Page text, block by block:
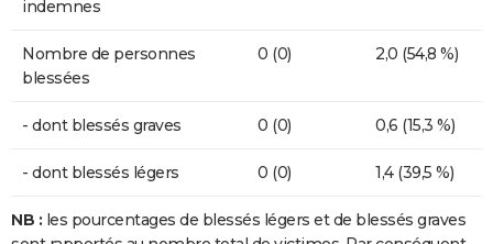
indemnes
Nombre de personnes
blessées
0 (0) 2,0 (54,8 %)
- dont blessés graves 0 (0) 0,6 (15,3 %)
- dont blessés légers 0 (0) 1,4 (39,5 %)
NB : les pourcentages de blessés légers et de blessés graves